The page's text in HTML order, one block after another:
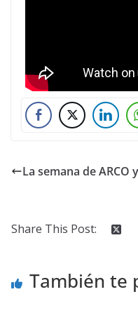
La semana de ARCO
Share This Post:
También te